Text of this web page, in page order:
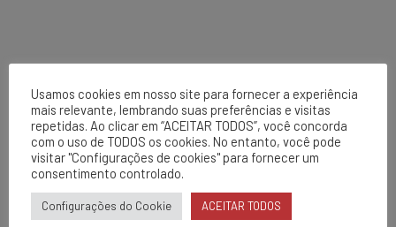
EPCL
Matriz
Usamos cookies em nosso site para fornecer a experiência
mais relevante, lembrando suas preferências e visitas
repetidas. Ao clicar em “ACEITAR TODOS”, você concorda
com o uso de TODOS os cookies. No entanto, você pode
visitar "Configurações de cookies" para fornecer um
consentimento controlado.
Configurações do Cookie ACEITAR TODOS